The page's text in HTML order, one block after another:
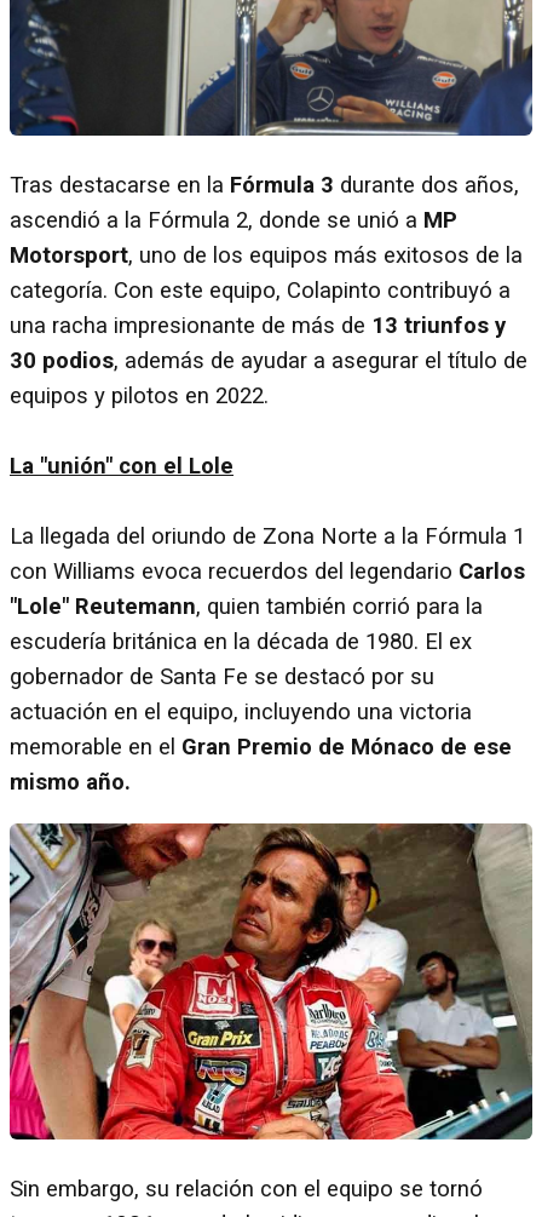
Tras destacarse en la Fórmula 3 durante dos años,
ascendió a la Fórmula 2, donde se unió a MP
Motorsport, uno de los equipos más exitosos de la
categoría. Con este equipo, Colapinto contribuyó a
una racha impresionante de más de 13 triunfos y
30 podios, además de ayudar a asegurar el título de
equipos y pilotos en 2022.
La "unión" con el Lole
La llegada del oriundo de Zona Norte a la Fórmula 1
con Williams evoca recuerdos del legendario Carlos
"Lole" Reutemann, quien también corrió para la
escudería británica en la década de 1980. El ex
gobernador de Santa Fe se destacó por su
actuación en el equipo, incluyendo una victoria
memorable en el Gran Premio de Mónaco de ese
mismo año.
Sin embargo, su relación con el equipo se tornó